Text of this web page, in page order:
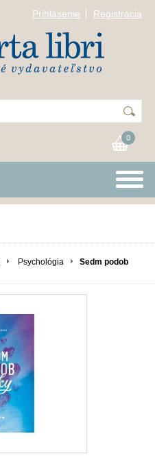
Prihlásenie Registrácia
0
Psychológia
Sedm podob